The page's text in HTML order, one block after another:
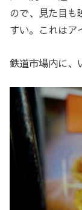
ので、見た目も
すい。これはア
鉄道市場内に、